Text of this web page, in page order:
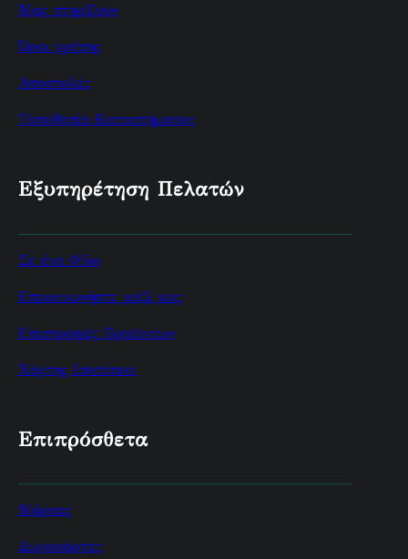
Μας στηρίζουν
Όροι χρήσης
Αποστολές
Τοποθεσία Καταστήματος
Εξυπηρέτηση Πελατών
Σε ένα Φίλο
Επικοινωνήστε μαζί μας
Επιστροφές Προϊόντων
Χάρτης Ισοτόπου
Επιπρόσθετα
Μάρκες
Δωροκάρτες